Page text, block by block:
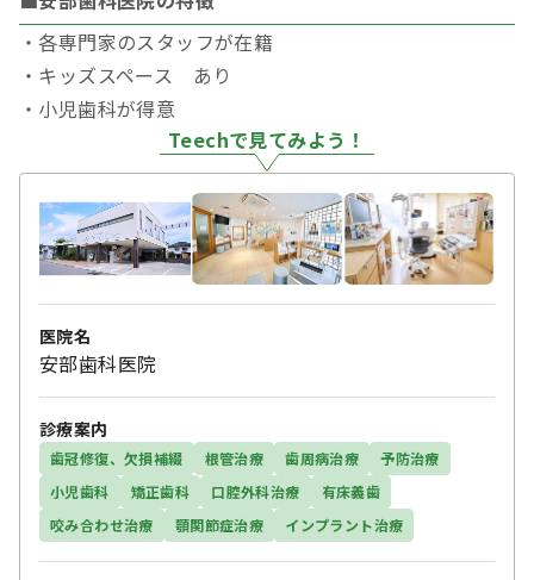
・各専門家のスタッフが在籍
・キッズスペース あり
・小児歯科が得意
Teechで見てみよう！
医院名
安部歯科医院
診療案内
歯冠修復、欠損補綴 根管治療 歯周病治療
予防治療
小児歯科
矯正歯科 口腔外科治療
有床義歯
咬み合わせ治療
顎関節症治療 インプラント治療